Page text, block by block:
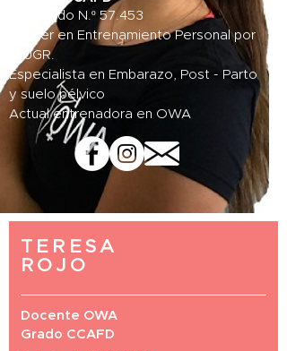
Colegiado N.º 57.453
​Máster en Entrenamiento Personal por
la UGR.
Especialista en Embarazo, Post - Parto
y suelo pélvico
Actual entrenadora en OWA
TERESA
ROJO
Docente OWA
Grado CCAFD